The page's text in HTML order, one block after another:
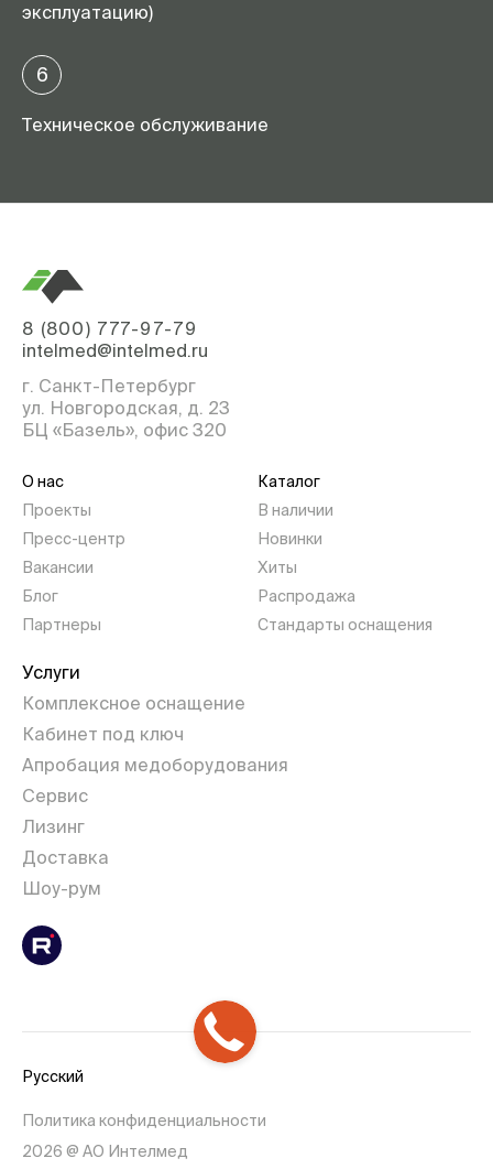
эксплуатацию)
6
Техническое обслуживание
8 (800) 777-97-79
intelmed@intelmed.ru
г. Санкт-Петербург
ул. Новгородская, д. 23
БЦ «Базель», офис 320
О нас
Проекты
Пресс-центр
Вакансии
Блог
Партнеры
Каталог
В наличии
Новинки
Хиты
Распродажа
Стандарты оснащения
Услуги
Комплексное оснащение
Кабинет под ключ
Апробация медоборудования
Сервис
Лизинг
Доставка
Шоу-рум
Русский
Политика конфиденциальности
2026 @ АО Интелмед